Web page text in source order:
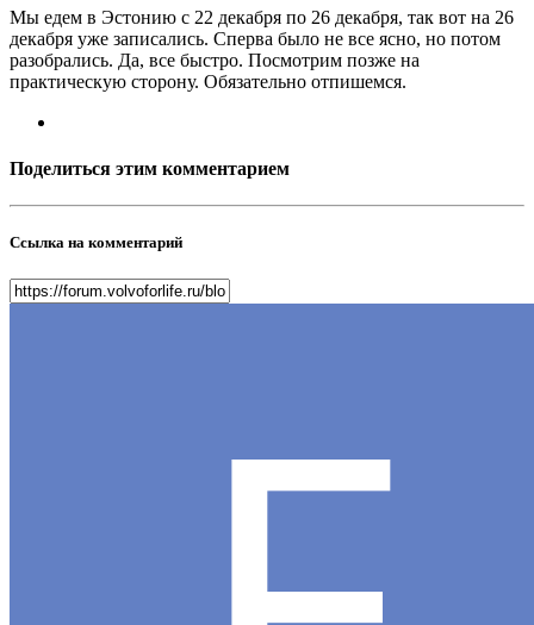
Мы едем в Эстонию с 22 декабря по 26 декабря, так вот на 26
декабря уже записались. Сперва было не все ясно, но потом
разобрались. Да, все быстро. Посмотрим позже на
практическую сторону. Обязательно отпишемся.
Поделиться этим комментарием
Ссылка на комментарий